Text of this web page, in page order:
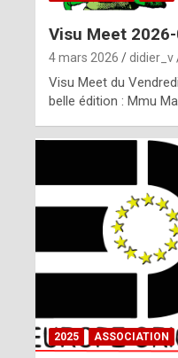
m
Visu Meet
4 mars 2026 didier_v
Visu Meet du
belle édition : Mmu
2025 ASSOCIATION